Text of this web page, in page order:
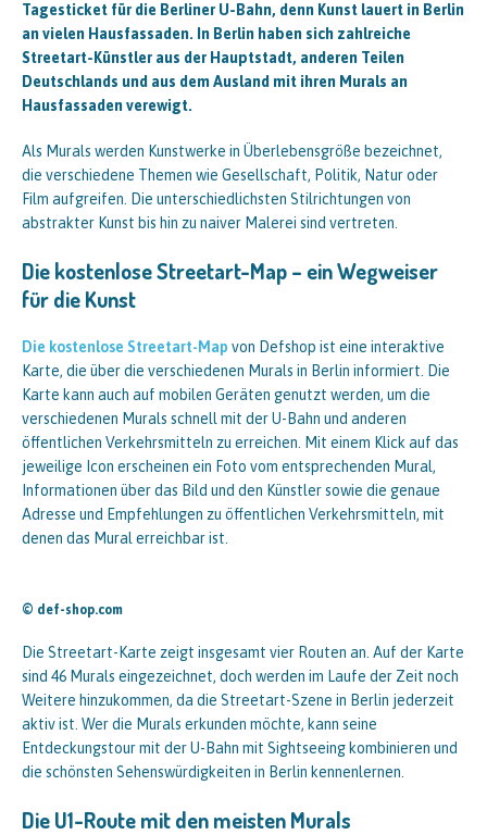
Tagesticket für die Berliner U-Bahn, denn Kunst lauert in Berlin
an vielen Hausfassaden. In Berlin haben sich zahlreiche
Streetart-Künstler aus der Hauptstadt, anderen Teilen
Deutschlands und aus dem Ausland mit ihren Murals an
Hausfassaden verewigt.
Als Murals werden Kunstwerke in Überlebensgröße bezeichnet,
die verschiedene Themen wie Gesellschaft, Politik, Natur oder
Film aufgreifen. Die unterschiedlichsten Stilrichtungen von
abstrakter Kunst bis hin zu naiver Malerei sind vertreten.
Die kostenlose Streetart-Map – ein Wegweiser
für die Kunst
Die kostenlose Streetart-Map von Defshop ist eine interaktive
Karte, die über die verschiedenen Murals in Berlin informiert. Die
Karte kann auch auf mobilen Geräten genutzt werden, um die
verschiedenen Murals schnell mit der U-Bahn und anderen
öffentlichen Verkehrsmitteln zu erreichen. Mit einem Klick auf das
jeweilige Icon erscheinen ein Foto vom entsprechenden Mural,
Informationen über das Bild und den Künstler sowie die genaue
Adresse und Empfehlungen zu öffentlichen Verkehrsmitteln, mit
denen das Mural erreichbar ist.
© def-shop.com
Die Streetart-Karte zeigt insgesamt vier Routen an. Auf der Karte
sind 46 Murals eingezeichnet, doch werden im Laufe der Zeit noch
Weitere hinzukommen, da die Streetart-Szene in Berlin jederzeit
aktiv ist. Wer die Murals erkunden möchte, kann seine
Entdeckungstour mit der U-Bahn mit Sightseeing kombinieren und
die schönsten Sehenswürdigkeiten in Berlin kennenlernen.
Die U1-Route mit den meisten Murals